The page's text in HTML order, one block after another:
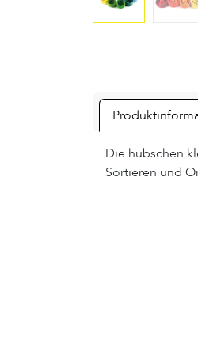
Die hübschen
Sortieren und